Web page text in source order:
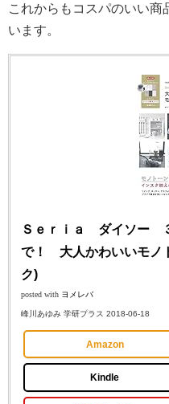
これからもコスパのいい商
います。
Ｓｅｒｉａ ダイソー
で！ 大人かわいいモノ
ク)
posted with ヨメレバ
峰川あゆみ 学研プラス 2018-06-18
Amazon
Kindle